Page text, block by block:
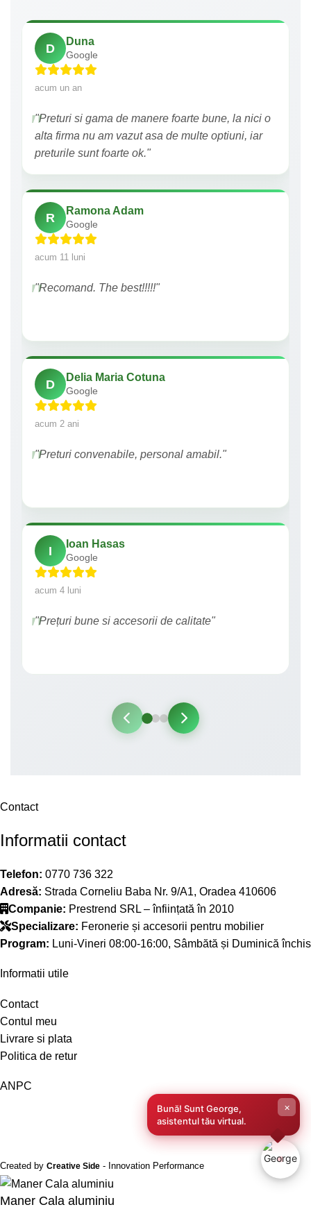
D
Duna
Google
acum un an
"Preturi si gama de manere foarte bune, la nici o
alta firma nu am vazut asa de multe optiuni, iar
preturile sunt foarte ok."
R
Ramona Adam
Google
acum 11 luni
"Recomand. The best!!!!!"
D
Delia Maria Cotuna
Google
acum 2 ani
"Preturi convenabile, personal amabil."
I
Ioan Hasas
Google
acum 4 luni
"Prețuri bune si accesorii de calitate"
Contact
Informatii contact
Telefon: 0770 736 322
Adresă: Strada Corneliu Baba Nr. 9/A1, Oradea 410606
Companie: Prestrend SRL – înființată în 2010
Specializare: Feronerie și accesorii pentru mobilier
Program: Luni-Vineri 08:00-16:00, Sâmbătă și Duminică închis
Informatii utile
Contact
Contul meu
Livrare si plata
Politica de retur
ANPC
Created by Creative Side - Innovation Performance
Maner Cala aluminiu
Bună! Sunt George,
asistentul tău virtual.
×